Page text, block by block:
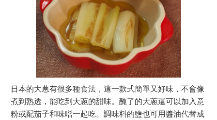
日本的大蔥有很多種食法，這一款式簡單又好味，不會像
煮到熟透，能吃到大蔥的甜味。醃了的大蔥還可以加入意
粉或配茄子和味噌一起吃。調味料的鹽也可用醬油代替成